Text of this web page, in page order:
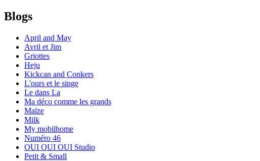
Blogs
April and May
Avril et Jim
Griottes
Heju
Kickcan and Conkers
L'ours et le singe
Le dans La
Ma déco comme les grands
Maïze
Milk
My mobilhome
Numéro 46
OUI OUI OUI Studio
Petit & Small